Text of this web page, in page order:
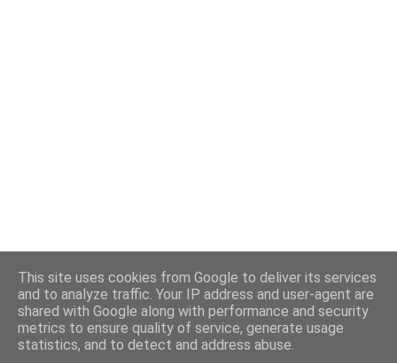
This site uses cookies from Google to deliver its services
and to analyze traffic. Your IP address and user-agent are
shared with Google along with performance and security
metrics to ensure quality of service, generate usage
statistics, and to detect and address abuse.